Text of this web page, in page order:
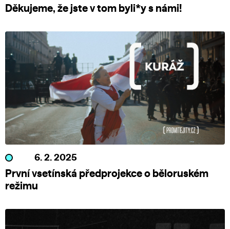
Děkujeme, že jste v tom byli*y s námi!
6. 2. 2025
První vsetínská předprojekce o běloruském
režimu